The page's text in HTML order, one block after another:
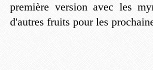
première version avec les
d'autres fruits pour les